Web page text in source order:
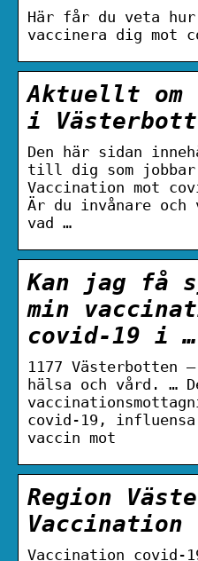
Här får du veta
vaccinera dig mot
Aktuellt om
i
Den här sidan
till dig som jobbar
Vaccination mot
Är du invånare
vad …
Kan jag få
min
covid-19 i …
1177 Västerbotten
hälsa och vård. …
covid-19, influensa,
vaccin mot
Region
Vaccination
Vaccination covid-